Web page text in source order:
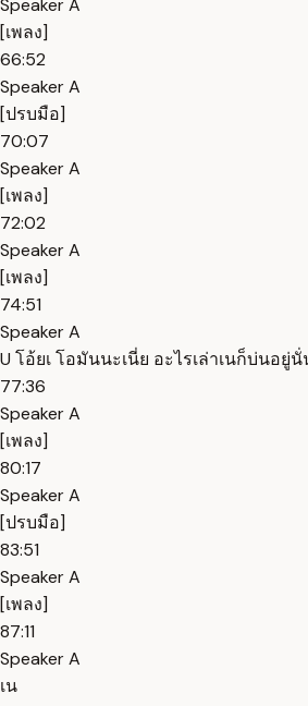
Speaker A
[เพลง]
66:52
Speaker A
[ปรบมือ]
70:07
Speaker A
[เพลง]
72:02
Speaker A
[เพลง]
74:51
Speaker A
U โอ้ยเ โอมันนะเนี่ย อะไรเล่าเนก็บ่นอ
77:36
Speaker A
[เพลง]
80:17
Speaker A
[ปรบมือ]
83:51
Speaker A
[เพลง]
87:11
Speaker A
เน